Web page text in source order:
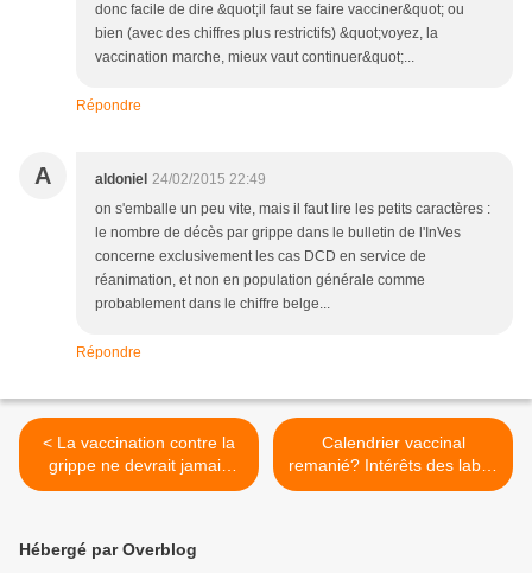
donc facile de dire &quot;il faut se faire vacciner&quot; ou
bien (avec des chiffres plus restrictifs) &quot;voyez, la
vaccination marche, mieux vaut continuer&quot;...
Répondre
A aldoniel 24/02/2015 22:49
on s'emballe un peu vite, mais il faut lire les petits caractères :
le nombre de décès par grippe dans le bulletin de l'InVes
concerne exclusivement les cas DCD en service de
réanimation, et non en population générale comme
probablement dans le chiffre belge...
Répondre
< La vaccination contre la
grippe ne devrait jamais
être rendue obligatoire !
Calendrier vaccinal
remanié? Intérêts des labos
préservés! >
Hébergé par Overblog